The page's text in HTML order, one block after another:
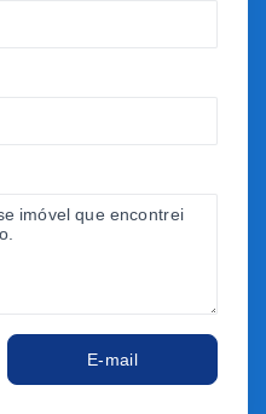
E-mail